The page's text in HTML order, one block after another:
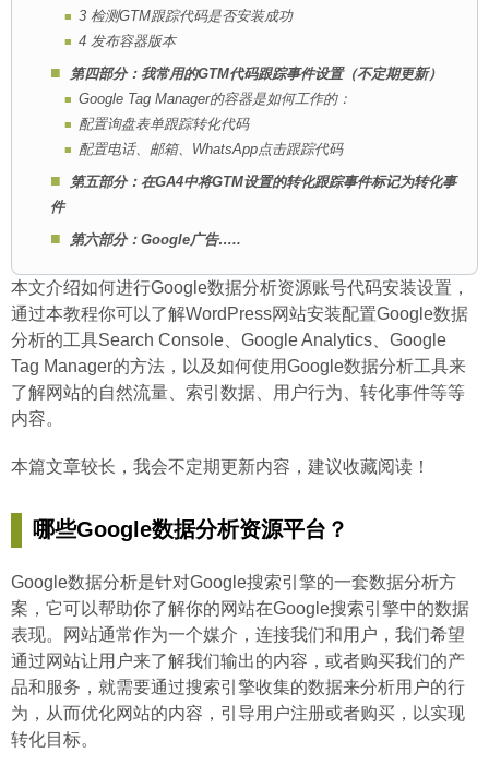
3 检测GTM跟踪代码是否安装成功
4 发布容器版本
第四部分：我常用的GTM代码跟踪事件设置（不定期更新）
Google Tag Manager的容器是如何工作的：
配置询盘表单跟踪转化代码
配置电话、邮箱、WhatsApp点击跟踪代码
第五部分：在GA4中将GTM设置的转化跟踪事件标记为转化事
件
第六部分：Google广告…..
本文介绍如何进行Google数据分析资源账号代码安装设置，
通过本教程你可以了解WordPress网站安装配置Google数据
分析的工具Search Console、Google Analytics、Google
Tag Manager的方法，以及如何使用Google数据分析工具来
了解网站的自然流量、索引数据、用户行为、转化事件等等
内容。
本篇文章较长，我会不定期更新内容，建议收藏阅读！
哪些Google数据分析资源平台？
Google数据分析是针对Google搜索引擎的一套数据分析方
案，它可以帮助你了解你的网站在Google搜索引擎中的数据
表现。网站通常作为一个媒介，连接我们和用户，我们希望
通过网站让用户来了解我们输出的内容，或者购买我们的产
品和服务，就需要通过搜索引擎收集的数据来分析用户的行
为，从而优化网站的内容，引导用户注册或者购买，以实现
转化目标。